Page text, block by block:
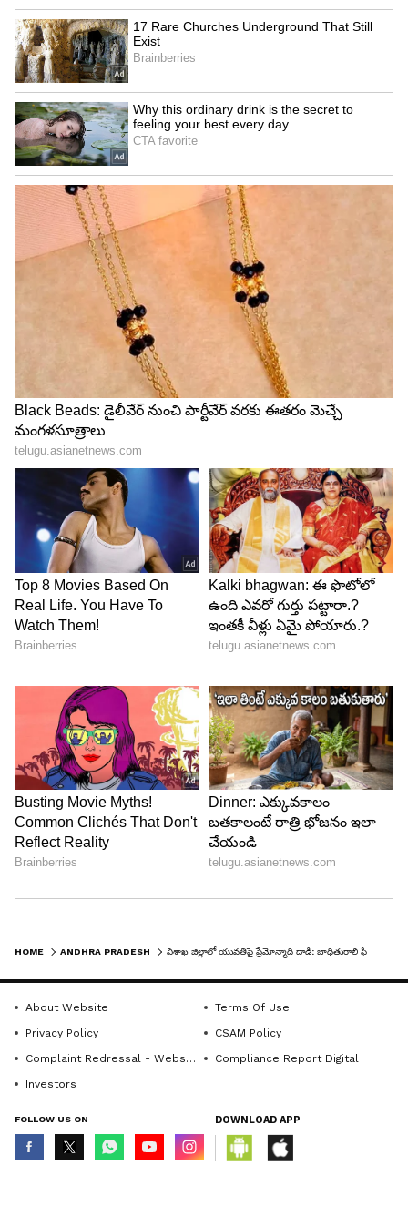
HOME ANDHRA PRADESH
About Website
Terms Of Use
Privacy Policy
CSAM Policy
Complaint Redressal - Website
Compliance Report Digital
Investors
FOLLOW US ON DOWNLOAD APP